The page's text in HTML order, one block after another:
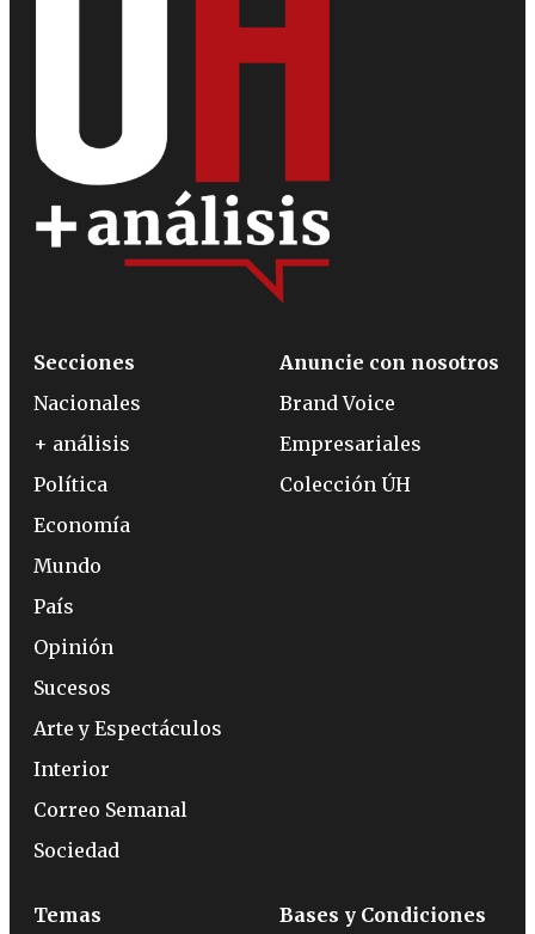
Secciones
Nacionales
+ análisis
Política
Economía
Mundo
País
Opinión
Sucesos
Arte y Espectáculos
Interior
Correo Semanal
Sociedad
Anuncie con nosotros
Brand Voice
Empresariales
Colección ÚH
Temas Bases y Condiciones